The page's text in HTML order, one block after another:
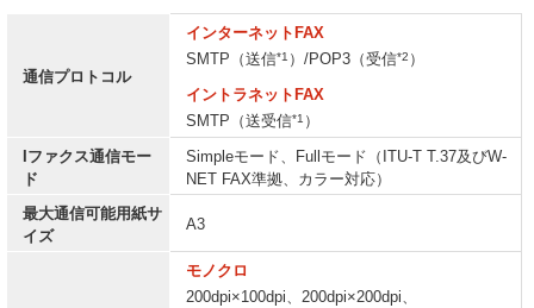
通信プロトコル
インターネットFAX
SMTP（送信*1 ）/POP3（受信*2 ）
イントラネットFAX
SMTP（送受信*1 ）
Iファクス通信モー
ド
Simpleモード、Fullモード（ITU-T T.37及びW-
NET FAX準拠、カラー対応）
最大通信可能用紙サ
イズ
A3
モノクロ
200dpi×100dpi、200dpi×200dpi、